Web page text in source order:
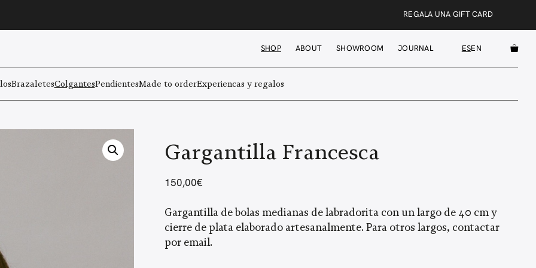
REGALA UNA GIFT CARD
SHOP ABOUT SHOWROOM JOURNAL ESEN
BrazaletesColgantesPendientesMade to orderExperiencas y regalos
Gargantilla Francesca
150,00€
Gargantilla de bolas medianas de labradorita con un largo de 40 cm y
cierre de plata elaborado artesanalmente. Para otros largos, contactar
por email.